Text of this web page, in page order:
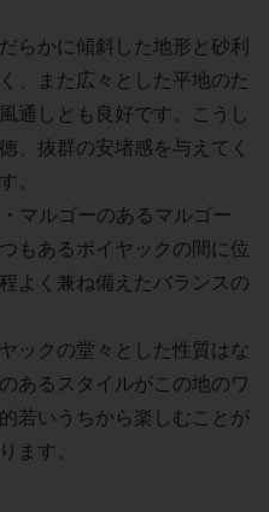
らかに傾斜した地形と砂利
、また広々とした平地のた
通しとも良好です。こうし
、抜群の安堵感を与えてく
。
マルゴーのあるマルゴー
もあるポイヤックの間に位
よく兼ね備えたバランスの
ックの堂々とした性質はな
あるスタイルがこの地のワ
若いうちから楽しむことが
ます。